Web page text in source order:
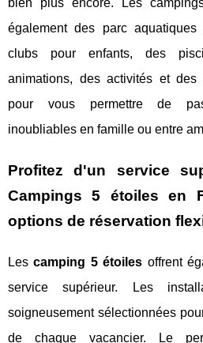
également des parc
clubs pour enfants, des
animations, des activités et des
pour vous permettre de
inoubliables en famille ou entre
Profitez d'un service
Campings 5 étoiles en
options de réservation
Lescamping 5 étoiles offrent
service supérieur. Les
soigneusement sélectionnées
de chaque vacancier. Le